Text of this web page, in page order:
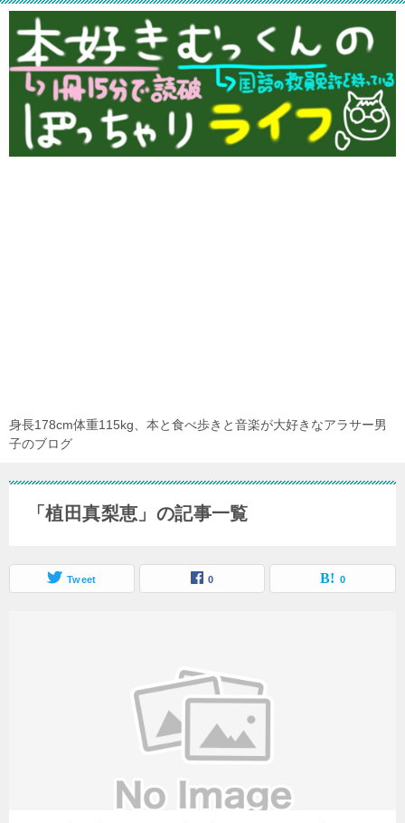
身長178cm体重115kg、本と食べ歩きと音楽が大好きなアラサー男
子のブログ
「植田真梨恵」の記事一覧
Tweet 0 0